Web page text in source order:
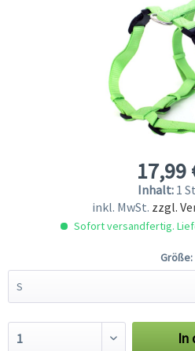
17,99
Inhalt: 1
inkl. MwSt. zzgl.
Sofort versandfertig.
Größe:
In